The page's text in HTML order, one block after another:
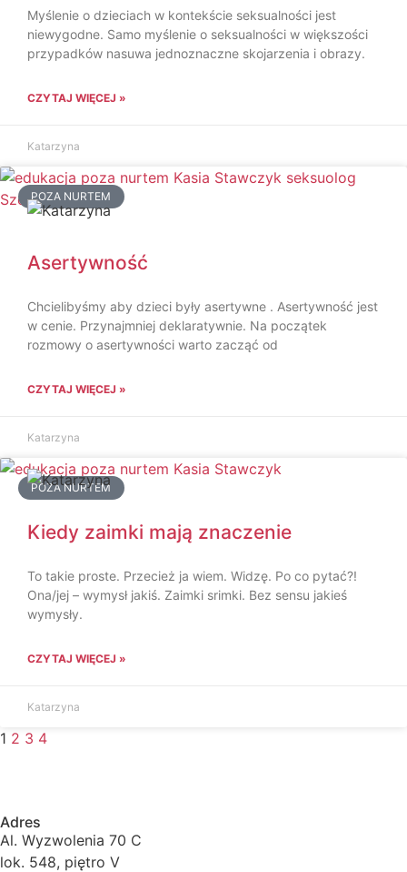
Myślenie o dzieciach w kontekście seksualności jest
niewygodne. Samo myślenie o seksualności w większości
przypadków nasuwa jednoznaczne skojarzenia i obrazy.
CZYTAJ WIĘCEJ »
Katarzyna
POZA NURTEM
Asertywność
Chcielibyśmy aby dzieci były asertywne . Asertywność jest
w cenie. Przynajmniej deklaratywnie. Na początek
rozmowy o asertywności warto zacząć od
CZYTAJ WIĘCEJ »
Katarzyna
POZA NURTEM
Kiedy zaimki mają znaczenie
To takie proste. Przecież ja wiem. Widzę. Po co pytać?!
Ona/jej – wymysł jakiś. Zaimki srimki. Bez sensu jakieś
wymysły.
CZYTAJ WIĘCEJ »
Katarzyna
1 2 3 4
Adres
Al. Wyzwolenia 70 C
lok. 548, piętro V